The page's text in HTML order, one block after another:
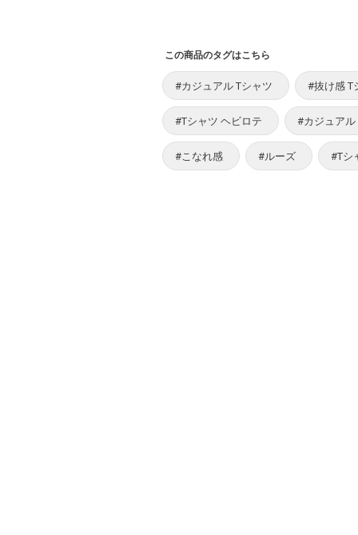
この商品のタグはこちら
#カジュアル Tシャツ #抜け感 T
#Tシャツ ヘビロテ #カジュアル
#こなれ感 #ルーズ #Tシ